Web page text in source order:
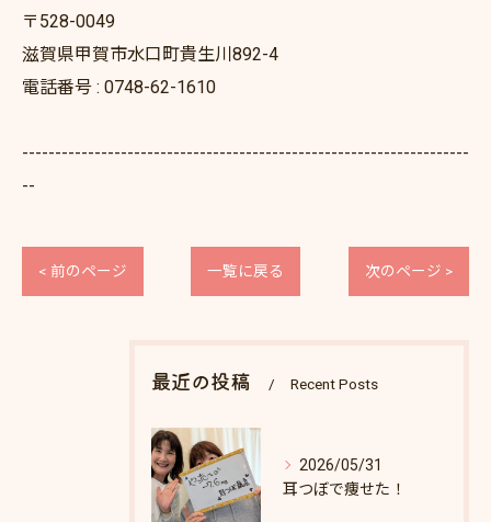
〒528-0049
滋賀県甲賀市水口町貴生川892-4
電話番号 : 0748-62-1610
--------------------------------------------------------------------
--
< 前のページ 一覧に戻る 次のページ >
最近の投稿 Recent Posts
2026/05/31
耳つぼで痩せた！